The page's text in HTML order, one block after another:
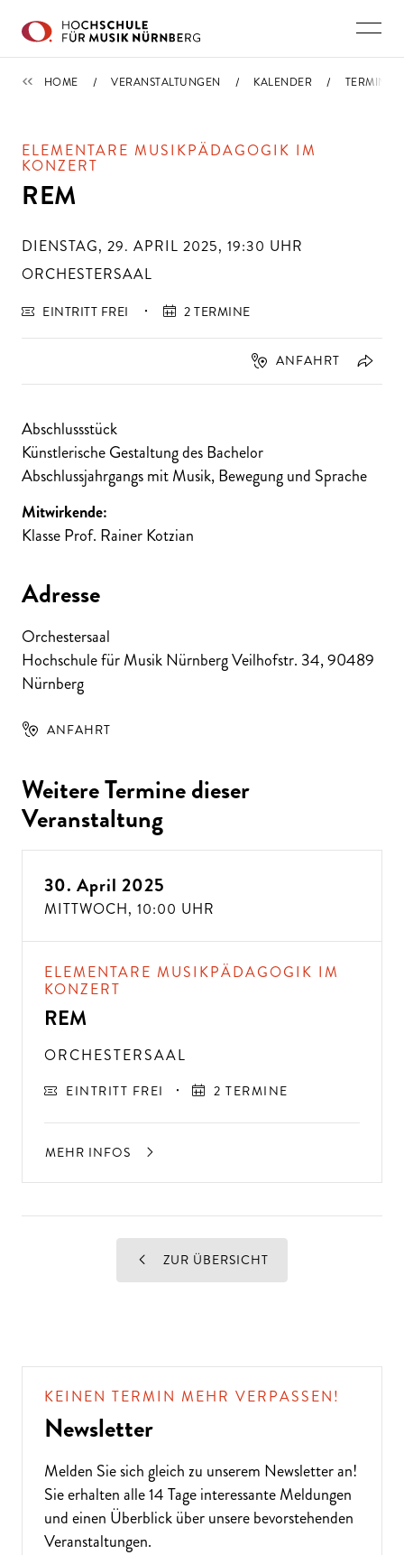
TERMINE
HOME VERANSTALTUNGEN KALENDER TERMIN
ELEMENTARE MUSIKPÄDAGOGIK IM
KONZERT
REM
DIENSTAG, 29. APRIL 2025, 19:30 UHR
ORCHESTERSAAL
EINTRITT FREI 2 TERMINE
ANFAHRT
Abschlussstück
Künstlerische Gestaltung des Bachelor
Abschlussjahrgangs mit Musik, Bewegung und Sprache
Mitwirkende:
Klasse Prof. Rainer Kotzian
Adresse
Orchestersaal
Hochschule für Musik Nürnberg Veilhofstr. 34,90489
Nürnberg
ANFAHRT
Weitere Termine dieser
Veranstaltung
30. April 2025
MITTWOCH, 10:00 UHR
ELEMENTARE MUSIKPÄDAGOGIK IM
KONZERT
REM
ORCHESTERSAAL
EINTRITT FREI 2 TERMINE
MEHR INFOS
ZUR ÜBERSICHT
KEINEN TERMIN MEHR VERPASSEN!
Newsletter
Melden Sie sich gleich zu unserem Newsletteran!
Sie erhalten alle 14 Tage interessante Meldungen
und einen Überblick über unsere bevorstehenden
Veranstaltungen.